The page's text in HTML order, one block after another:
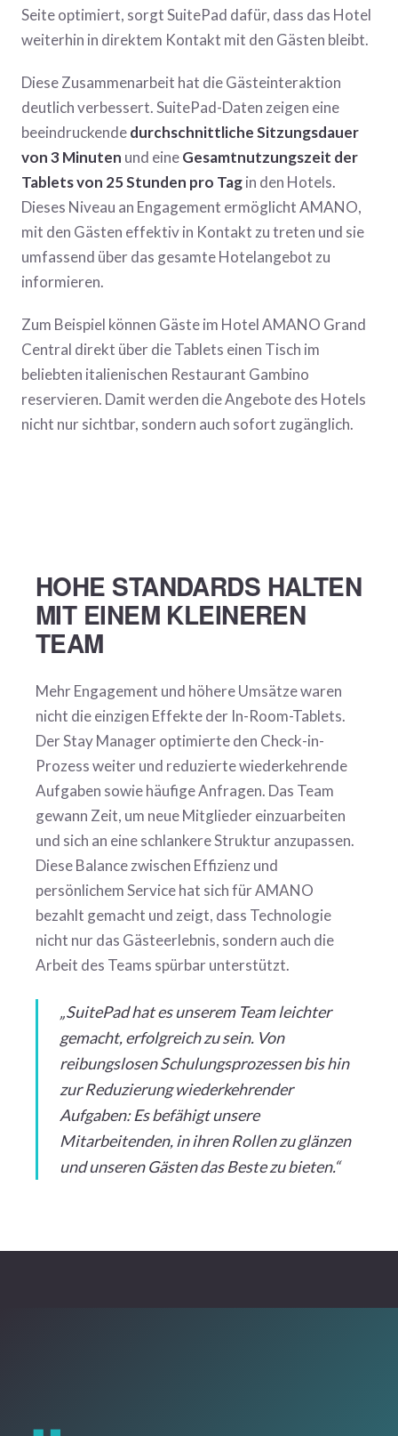
Seite optimiert, sorgt SuitePad dafür, dass das Hotel
weiterhin in direktem Kontakt mit den Gästen bleibt.
Diese Zusammenarbeit hat die Gästeinteraktion
deutlich verbessert. SuitePad-Daten zeigen eine
beeindruckendedurchschnittliche Sitzungsdauer
von 3 Minuten und eineGesamtnutzungszeit der
Tablets von 25 Stunden pro Tagin den Hotels.
Dieses Niveau an Engagement ermöglicht AMANO,
mit den Gästen effektiv in Kontakt zu treten und sie
umfassend über das gesamte Hotelangebot zu
informieren.
Zum Beispiel können Gäste im Hotel AMANO Grand
Central direkt über die Tablets einen Tisch im
beliebten italienischen Restaurant Gambino
reservieren. Damit werden die Angebote des Hotels
nicht nur sichtbar, sondern auch sofort zugänglich.
HOHE STANDARDS HALTEN
MIT EINEM KLEINEREN
TEAM
Mehr Engagement und höhere Umsätze waren
nicht die einzigen Effekte der In-Room-Tablets.
Der Stay Manager optimierte den Check-in-
Prozess weiter und reduzierte wiederkehrende
Aufgaben sowie häufige Anfragen. Das Team
gewann Zeit, um neue Mitglieder einzuarbeiten
und sich an eine schlankere Struktur anzupassen.
Diese Balance zwischen Effizienz und
persönlichem Service hat sich für AMANO
bezahlt gemacht und zeigt, dass Technologie
nicht nur das Gästeerlebnis, sondern auch die
Arbeit des Teams spürbar unterstützt.
„SuitePad hat es unserem Team leichter
gemacht, erfolgreich zu sein. Von
reibungslosen Schulungsprozessen bis hin
zur Reduzierung wiederkehrender
Aufgaben: Es befähigt unsere
Mitarbeitenden, in ihren Rollen zu glänzen
und unseren Gästen das Beste zu bieten.“
„